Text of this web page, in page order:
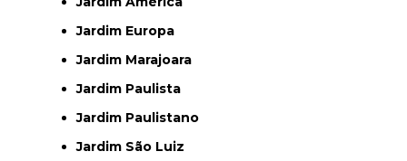
Jardim Europa
Jardim Marajoara
Jardim Paulista
Jardim Paulistano
Jardim São Luiz